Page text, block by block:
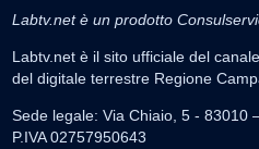
Labtv.net è un prodotto
Labtv.net è il sito ufficiale del
del digitale terrestre Regione
Sede legale: Via Chiaio, 5 - 83010
P.IVA 02757950643